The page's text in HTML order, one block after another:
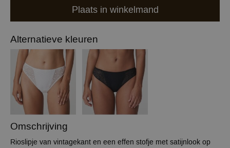
Plaats in winkelmand
Alternatieve kleuren
Omschrijving
Rioslipje van vintagekant en een effen stofje met satijnlook op